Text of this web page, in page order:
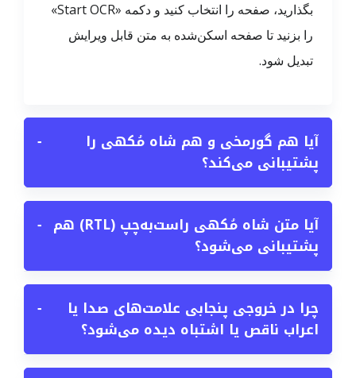
بگذارید، صفحه را انتخاب کنید و دکمه «Start OCR»
را بزنید تا صفحه اسکن‌شده به متن قابل ویرایش
تبدیل شود.
آیا هم گورمخی و هم شاہ مُکھی را
پشتیبانی می‌کند؟
−
آیا متن شاہ مُکھی راست‌به‌چپ (RTL) هم
پشتیبانی می‌شود؟
−
چرا در خروجی پنجابی علامت‌های صدا یا
اعراب ناقص یا اشتباه دیده می‌شود؟
−